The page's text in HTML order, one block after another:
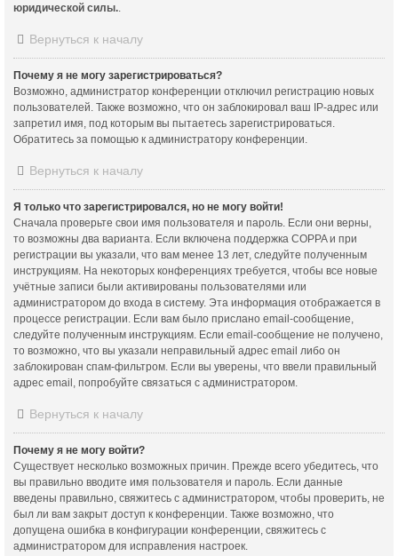
юридической силы.
Вернуться к началу
Почему я не могу зарегистрироваться?
Возможно, администратор конференции отключил регистрацию новых
пользователей. Также возможно, что он заблокировал ваш IP-адрес или
запретил имя, под которым вы пытаетесь зарегистрироваться.
Обратитесь за помощью к администратору конференции.
Вернуться к началу
Я только что зарегистрировался, но не могу войти!
Сначала проверьте свои имя пользователя и пароль. Если они верны,
то возможны два варианта. Если включена поддержка COPPA и при
регистрации вы указали, что вам менее 13 лет, следуйте полученным
инструкциям. На некоторых конференциях требуется, чтобы все новые
учётные записи были активированы пользователями или
администратором до входа в систему. Эта информация отображается в
процессе регистрации. Если вам было прислано email-сообщение,
следуйте полученным инструкциям. Если email-сообщение не получено,
то возможно, что вы указали неправильный адрес email либо он
заблокирован спам-фильтром. Если вы уверены, что ввели правильный
адрес email, попробуйте связаться с администратором.
Вернуться к началу
Почему я не могу войти?
Существует несколько возможных причин. Прежде всего убедитесь, что
вы правильно вводите имя пользователя и пароль. Если данные
введены правильно, свяжитесь с администратором, чтобы проверить, не
был ли вам закрыт доступ к конференции. Также возможно, что
допущена ошибка в конфигурации конференции, свяжитесь с
администратором для исправления настроек.